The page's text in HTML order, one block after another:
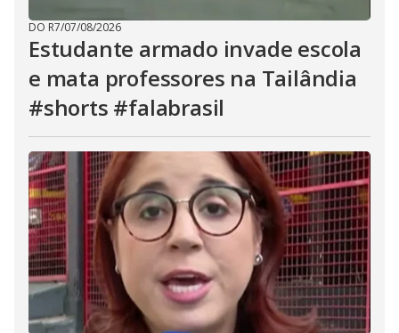
DO R7/07/08/2026
Estudante armado invade escola
e mata professores na Tailândia
#shorts #falabrasil